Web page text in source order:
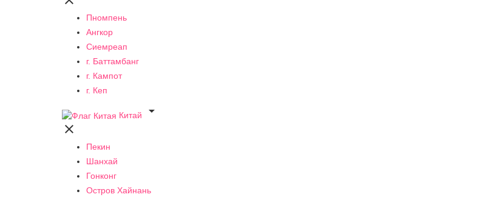
Пномпень
Ангкор
Сиемреап
г. Баттамбанг
г. Кампот
г. Кеп
Китай


Пекин
Шанхай
Гонконг
Остров Хайнань